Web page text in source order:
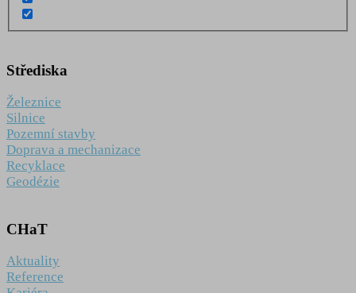
Střediska
Železnice
Silnice
Pozemní stavby
Doprava a mechanizace
Recyklace
Geodézie
CHaT
Aktuality
Reference